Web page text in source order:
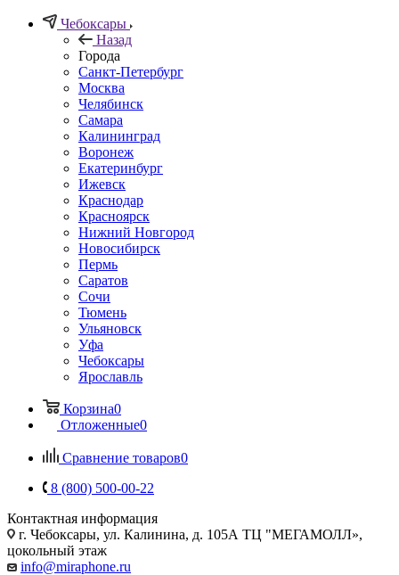
Чебоксары
Назад
Города
Санкт-Петербург
Москва
Челябинск
Самара
Калининград
Воронеж
Екатеринбург
Ижевск
Краснодар
Красноярск
Нижний Новгород
Новосибирск
Пермь
Саратов
Сочи
Тюмень
Ульяновск
Уфа
Чебоксары
Ярославль
Корзина0
Отложенные0
Сравнение товаров0
8 (800) 500-00-22
Контактная информация
г. Чебоксары, ул. Калинина, д. 105А ТЦ "МЕГАМОЛЛ»,
цокольный этаж
info@miraphone.ru